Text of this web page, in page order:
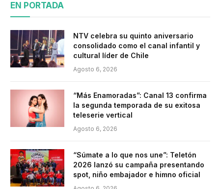
EN PORTADA
NTV celebra su quinto aniversario
consolidado como el canal infantil y
cultural líder de Chile
Agosto 6, 2026
“Más Enamoradas”: Canal 13 confirma
la segunda temporada de su exitosa
teleserie vertical
Agosto 6, 2026
“Súmate a lo que nos une”: Teletón
2026 lanzó su campaña presentando
spot, niño embajador e himno oficial